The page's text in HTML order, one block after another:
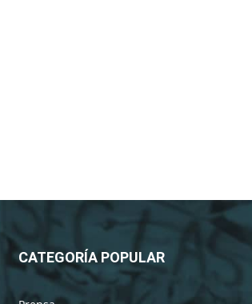
CATEGORÍA POPULAR